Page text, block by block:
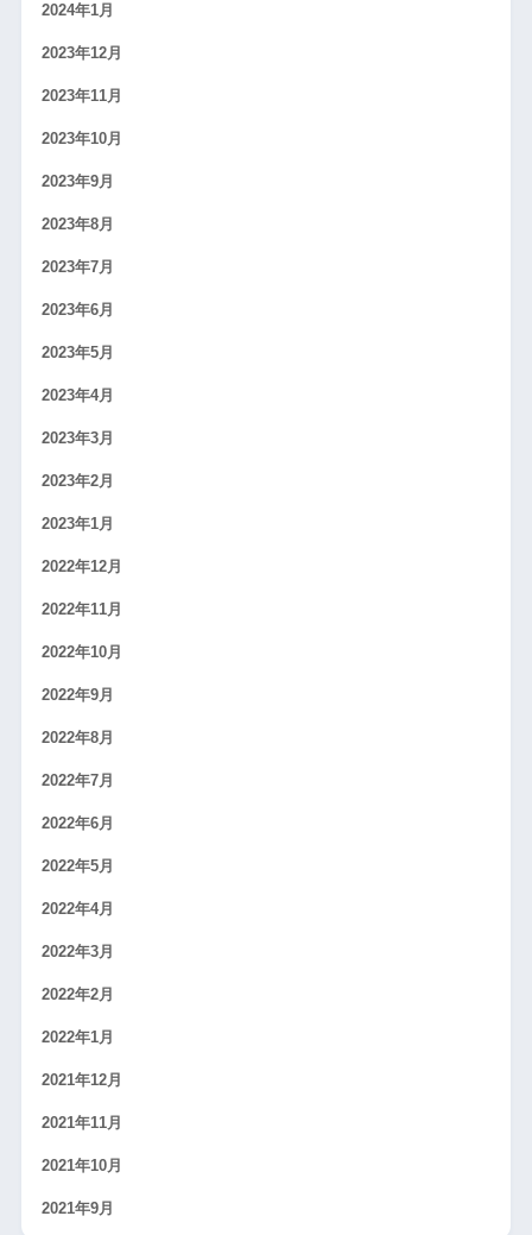
2024年1月
2023年12月
2023年11月
2023年10月
2023年9月
2023年8月
2023年7月
2023年6月
2023年5月
2023年4月
2023年3月
2023年2月
2023年1月
2022年12月
2022年11月
2022年10月
2022年9月
2022年8月
2022年7月
2022年6月
2022年5月
2022年4月
2022年3月
2022年2月
2022年1月
2021年12月
2021年11月
2021年10月
2021年9月